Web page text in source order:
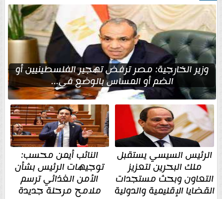
وزير الخارجية: مصر ترفض تهجير الفلسطينيين أو
الضم أو المساس بالوضع في...
الرئيس السيسي يستقبل
ملك البحرين لتعزيز
التعاون وبحث مستجدات
القضايا الإقليمية والدولية
النائب أيمن محسب:
توجيهات الرئيس بشأن
الأمن الغذائي ترسم
ملامح مرحلة جديدة